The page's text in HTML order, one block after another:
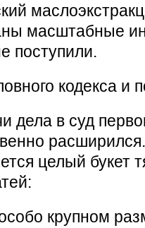
масштабные
поступили.
кодекса и
дела в суд
целый букет
крупном